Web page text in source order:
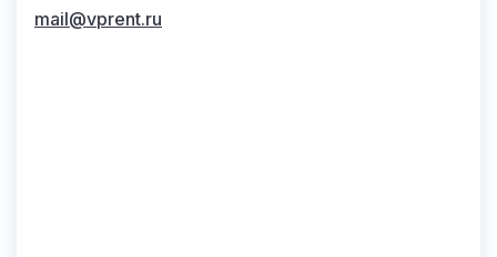
mail@vprent.ru